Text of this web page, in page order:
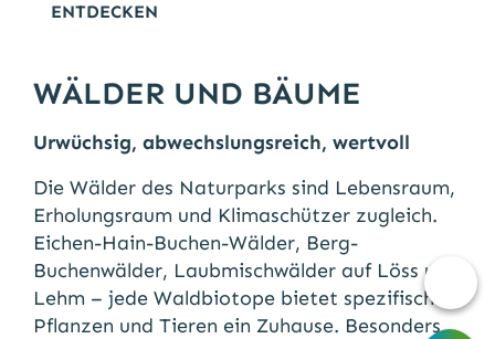
ENTDECKEN
WÄLDER UND BÄUME
Urwüchsig, abwechslungsreich, wertvoll
Die Wälder des Naturparks sind Lebensraum,
Erholungsraum und Klimaschützer zugleich.
Eichen-Hain-Buchen-Wälder, Berg-
Buchenwälder, Laubmischwälder auf Löss und
Lehm – jede Waldbiotope bietet spezifischen
Pflanzen und Tieren ein Zuhause. Besonders